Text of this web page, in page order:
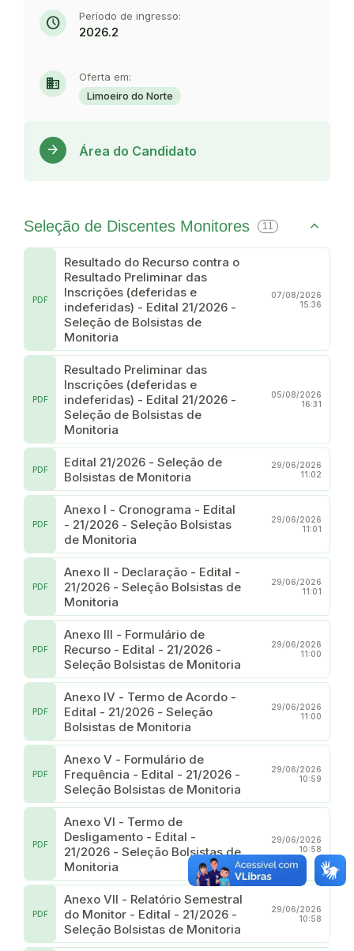
schedule Período de ingresso:
2026.2
domain
Oferta em:
Limoeiro do Norte
arrow_forward Área do Candidato
Seleção de Discentes Monitores 11
Resultado do Recurso contra o
Resultado Preliminar das
Inscrições (deferidas e
indeferidas) - Edital 21/2026 -
Seleção de Bolsistas de
Monitoria
PDF
07/08/2026
15:36
Resultado Preliminar das
Inscrições (deferidas e
indeferidas) - Edital 21/2026 -
Seleção de Bolsistas de
Monitoria
PDF
05/08/2026
16:31
Edital 21/2026 - Seleção de
Bolsistas de Monitoria
PDF
29/06/2026
11:02
Anexo I - Cronograma - Edital
- 21/2026 - Seleção Bolsistas
de Monitoria
PDF
29/06/2026
11:01
Anexo II - Declaração - Edital -
21/2026 - Seleção Bolsistas de
Monitoria
PDF
29/06/2026
11:01
Anexo III - Formulário de
Recurso - Edital - 21/2026 -
Seleção Bolsistas de Monitoria
PDF
29/06/2026
11:00
Anexo IV - Termo de Acordo -
Edital - 21/2026 - Seleção
Bolsistas de Monitoria
PDF
29/06/2026
11:00
Anexo V - Formulário de
Frequência - Edital - 21/2026 -
Seleção Bolsistas de Monitoria
PDF
29/06/2026
10:59
Anexo VI - Termo de
Desligamento - Edital -
21/2026 - Seleção Bolsistas de
Monitoria
PDF
29/06/2026
10:58
Anexo VII - Relatório Semestral
do Monitor - Edital - 21/2026 -
Seleção Bolsistas de Monitoria
PDF
29/06/2026
10:58